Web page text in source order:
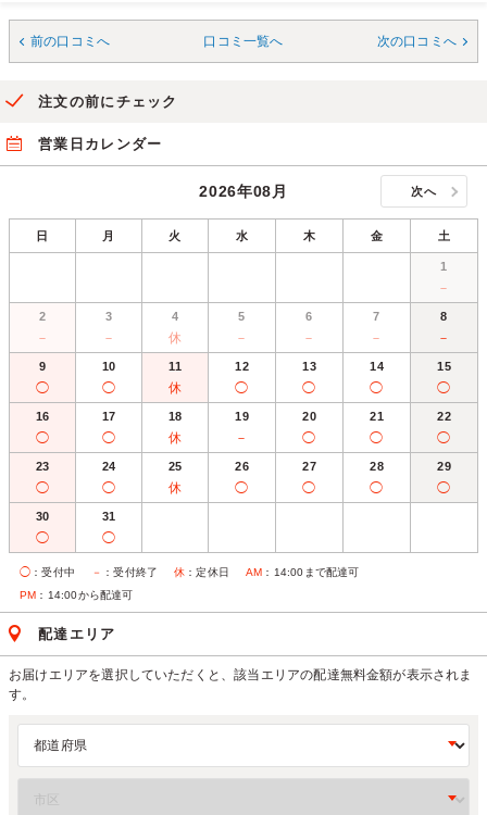
前の口コミへ 口コミ一覧へ 次の口コミへ
注文の前にチェック
営業日カレンダー
2026年08月 次へ
日 月 火 水 木 金 土
1
－
2
－
3
－
4
休
5
－
6
－
7
－
8
－
9
◯
10
◯
11
休
12
◯
13
◯
14
◯
15
◯
16
◯
17
◯
18
休
19
－
20
◯
21
◯
22
◯
23
◯
24
◯
25
休
26
◯
27
◯
28
◯
29
◯
30
◯
31
◯
◯ ：受付中 － ：受付終了 休 ：定休日 AM ：14:00まで配達可
PM ：14:00から配達可
配達エリア
お届けエリアを選択していただくと、該当エリアの配達無料金額が表示されま
す。